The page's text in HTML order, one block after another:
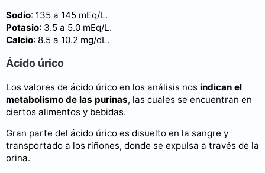
Sodio: 135 a 145 mEq/L.
Potasio: 3.5 a 5.0 mEq/L.
Calcio: 8.5 a 10.2 mg/dL.
Ácido úrico
Los valores de ácido úrico en los análisis nos indican el
metabolismo de las purinas, las cuales se encuentran en
ciertos alimentos y bebidas.
Gran parte del ácido úrico es disuelto en la sangre y
transportado a los riñones, donde se expulsa a través de la
orina.